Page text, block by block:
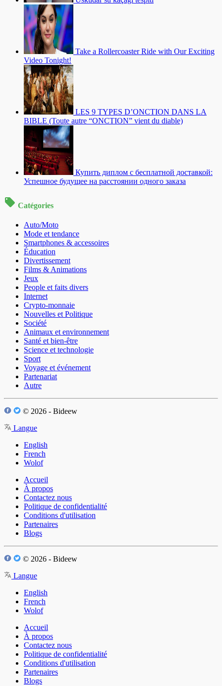
Take a Rollercoaster Ride with Our Exciting
Video Tonight!
LES 9 TYPES D’ONCTION DANS LA
BIBLE (Toute autre “ONCTION” vient du diable)
Купить диплом с бесплатной доставкой:
Успешное будущее на расстоянии одного заказа
Catégories
Auto/Moto
Mode et tendance
Smartphones & accessoires
Éducation
Divertissement
Films & Animations
Jeux
People et faits divers
Internet
Crypto-monnaie
Nouvelles et Politique
Société
Animaux et environnement
Santé et bien-être
Science et technologie
Sport
Voyage et événement
Partenariat
Autre
© 2026 - Bideew
Langue
English
French
Wolof
Accueil
À propos
Contactez nous
Politique de confidentialité
Conditions d'utilisation
Partenaires
Blogs
© 2026 - Bideew
Langue
English
French
Wolof
Accueil
À propos
Contactez nous
Politique de confidentialité
Conditions d'utilisation
Partenaires
Blogs